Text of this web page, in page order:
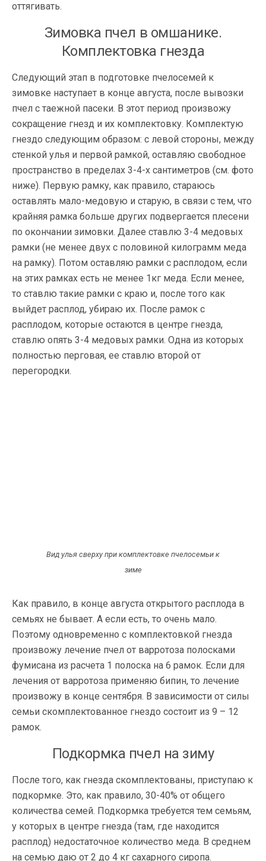
оттягивать.
Зимовка пчел в омшанике.
Комплектовка гнезда
Следующий этап в подготовке пчелосемей к
зимовке наступает в конце августа, после вывозки
пчел с таежной пасеки. В этот период произвожу
сокращение гнезд и их комплектовку. Комплектую
гнездо следующим образом: с левой стороны, между
стенкой улья и первой рамкой, оставляю свободное
пространство в пределах 3-4-х сантиметров (см. фото
ниже). Первую рамку, как правило, стараюсь
оставлять мало-медовую и старую, в связи с тем, что
крайняя рамка больше других подвергается плесени
по окончании зимовки. Далее ставлю 3-4 медовых
рамки (не менее двух с половиной килограмм меда
на рамку). Потом оставляю рамки с расплодом, если
на этих рамках есть не менее 1кг меда. Если менее,
то ставлю такие рамки с краю и, после того как
выйдет расплод, убираю их. После рамок с
расплодом, которые остаются в центре гнезда,
ставлю опять 3-4 медовых рамки. Одна из которых
полностью перговая, ее ставлю второй от
перегородки.
Вид улья сверху при комплектовке пчелосемьи к
зиме
Как правило, в конце августа открытого расплода в
семьях не бывает. А если есть, то очень мало.
Поэтому одновременно с комплектовкой гнезда
произвожу лечение пчел от варротоза полосками
фумисана из расчета 1 полоска на 6 рамок. Если для
лечения от варротоза применяю бипин, то лечение
произвожу в конце сентября. В зависимости от силы
семьи скомплектованное гнездо состоит из 9 – 12
рамок.
Подкормка пчел на зиму
После того, как гнезда скомплектованы, приступаю к
подкормке. Это, как правило, 30-40% от общего
количества семей. Подкормка требуется тем семьям,
у которых в центре гнезда (там, где находится
расплод) недостаточное количество меда. В среднем
на семью даю от 2 до 4 кг сахарного сиропа.